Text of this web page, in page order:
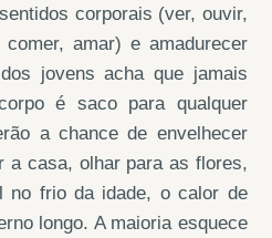
corporais (ver, ouvir,
amar) e amadurecer
jovens acha que jamais
é saco para qualquer
a chance de envelhecer
a casa, olhar para as flores,
no frio da idade, o calor de
longo. A maioria esquece